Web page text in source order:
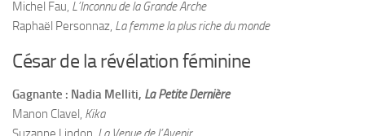
Michel Fau, L’Inconnu de la Grande Arche
Raphaël Personnaz, La femme la plus riche du monde
César de la révélation féminine
Gagnante : Nadia Melliti, La Petite Dernière
Manon Clavel, Kika